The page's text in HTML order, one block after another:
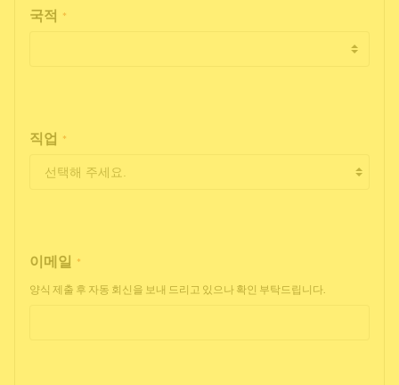
국적 *
직업 *
이메일 *
양식 제출 후 자동 회신을 보내 드리고 있으나 확인 부탁드립니다.